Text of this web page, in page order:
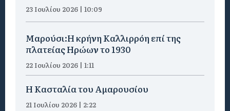
23 Ιουλίου 2026 | 10:09
Μαρούσι:Η κρήνη Καλλιρρόη επί της
πλατείας Ηρώων το 1930
22 Ιουλίου 2026 | 1:11
Η Κασταλία του Αμαρουσίου
21 Ιουλίου 2026 | 2:22